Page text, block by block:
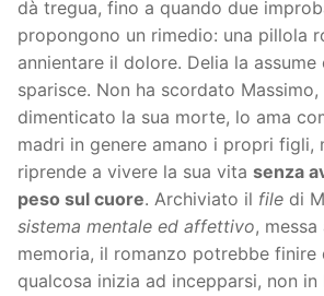
dà tregua, fino a quando due
propongono un rimedio: una pillola
annientare il dolore. Delia la
sparisce. Non ha scordato Massimo,
dimenticato la sua morte, lo ama
madri in genere amano i propri figli,
riprende a vivere la sua vita senza
peso sul cuore. Archiviato il file di
sistema mentale ed affettivo,
memoria, il romanzo potrebbe finire
qualcosa inizia ad incepparsi, non in